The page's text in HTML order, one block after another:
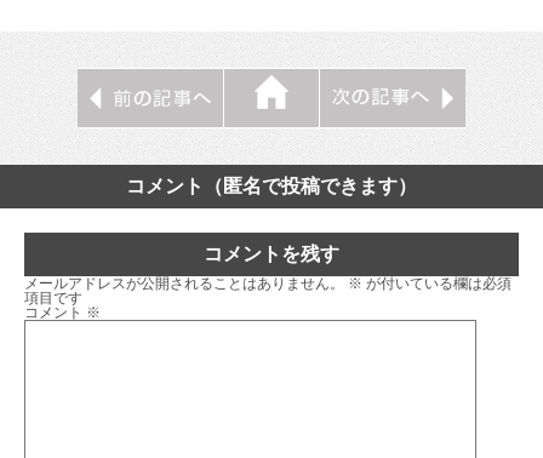
コメント（匿名で投稿できます）
コメントを残す
メールアドレスが公開されることはありません。 ※ が付いている欄は必須
項目です
コメント ※